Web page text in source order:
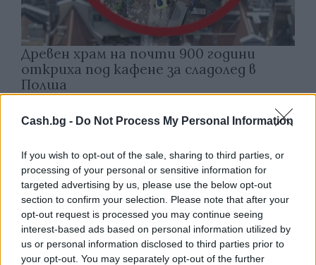
Cash.bg - Do Not Process My Personal Information
If you wish to opt-out of the sale, sharing to third parties, or
processing of your personal or sensitive information for
targeted advertising by us, please use the below opt-out
section to confirm your selection. Please note that after your
opt-out request is processed you may continue seeing
interest-based ads based on personal information utilized by
us or personal information disclosed to third parties prior to
your opt-out. You may separately opt-out of the further
Древен храм на почти 900 години
откриха под кафене за сладолед в
Полша